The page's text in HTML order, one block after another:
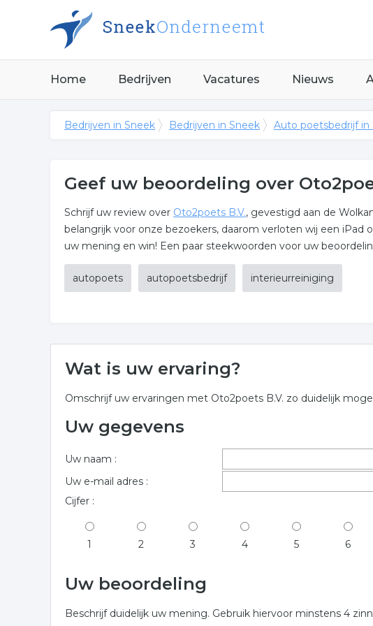
Home Bedrijven Vacatures Nieuws
Bedrijven in Sneek Bedrijven in Sneek Auto poetsbedrijf in
Geef uw beoordeling over
Schrijf uw review over Oto2poets B.V., gevestigd aan de
belangrijk voor onze bezoekers, daarom verloten wij een iPad
uw mening en win! Een paar steekwoorden voor uw
autopoets autopoetsbedrijf interieurreiniging
Wat is uw ervaring?
Omschrijf uw ervaringen met Oto2poets B.V. zo duidelijk
Uw gegevens
Uw naam :
Uw e-mail adres :
Cijfer :
1 2 3 4 5 6
Uw beoordeling
Beschrijf duidelijk uw mening. Gebruik hiervoor minstens 4